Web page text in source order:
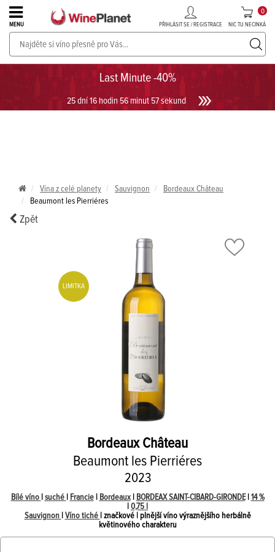
Last Minute -40%
25 dní 16 hodin 56 minut 57 sekund
MENU PŘIHLÁSIT SE / REGISTRACE NIC TU NECINKÁ
0
PROSECCO v akci až do -30%!UKÁZAT PROSECCO
Vína z celé planety Sauvignon
Bordeaux Château
Beaumont les Pierriéres
Zpět
LIMITKA
Bordeaux Château
Beaumont les Pierriéres
2023
Bílé víno suché Francie| Bordeaux| BORDEAX SAINT-CIBARD-GIRONDE| 14 %
0,75 l
Sauvignon
Víno tiché
| značkové | plnější víno výraznějšího herbálně
květinového charakteru